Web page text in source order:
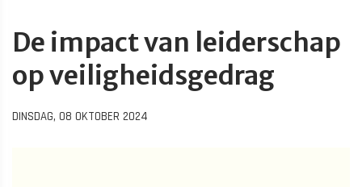
De impact van leiderschap
op veiligheidsgedrag
DINSDAG, 08 OKTOBER 2024